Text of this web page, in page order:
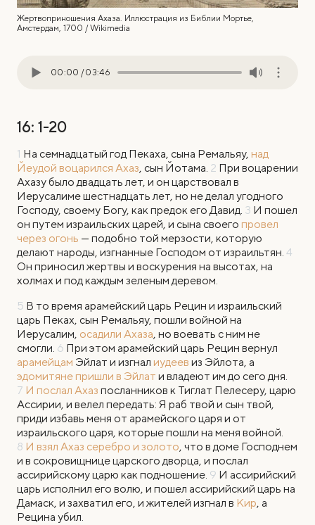
Жертвоприношения Ахаза. Иллюстрация из Библии Мортье,
Амстердам, 1700 / Wikimedia
00:00 / 03:46
16: 1-20
1 На семнадцатый год Пекаха, сына Ремальяу, над
Йеудой воцарился Ахаз, сын Йотама. 2 При воцарении
Ахазу было двадцать лет, и он царствовал в
Иерусалиме шестнадцать лет, но не делал угодного
Господу, своему Богу, как предок его Давид. 3 И пошел
он путем израильских царей, и сына своего провел
через огонь — подобно той мерзости, которую
делают народы, изгнанные Господом от израильтян. 4
Он приносил жертвы и воскурения на высотах, на
холмах и под каждым зеленым деревом.
5 В то время арамейский царь Рецин и израильский
царь Пеках, сын Ремальяу, пошли войной на
Иерусалим, осадили Ахаза, но воевать с ним не
смогли. 6 При этом арамейский царь Рецин вернул
арамейцам Эйлат и изгнал иудеев из Эйлота, а
эдомитяне пришли в Эйлат и владеют им до сего дня.
7 И послал Ахаз посланников к Тиглат Пелесеру, царю
Ассирии, и велел передать: Я раб твой и сын твой,
приди избавь меня от арамейского царя и от
израильского царя, которые пошли на меня войной.
8 И взял Ахаз серебро и золото, что в доме Господнем
и в сокровищнице царского дворца, и послал
ассирийскому царю как подношение. 9 И ассирийский
царь исполнил его волю, и пошел ассирийский царь на
Дамаск, и захватил его, и жителей изгнал в Кир, а
Рецина убил.